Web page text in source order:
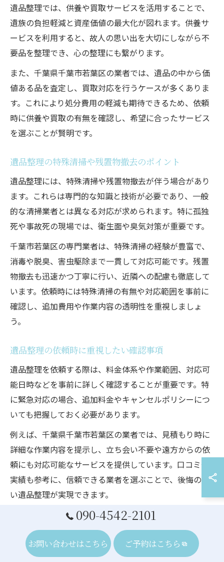
遺品整理では、供養や買取サービスを活用することで、
遺族の負担軽減と資産価値の最大化が図れます。供養サ
ービスを利用すると、故人の思い出を大切にしながら不
要品を整理でき、心の整理にも繋がります。
また、千葉県千葉市若葉区の業者では、遺品の中から価
値ある品を査定し、買取対応を行うケースが多くありま
す。これにより処分費用の軽減も期待できるため、依頼
時に供養や買取の有無を確認し、希望に合ったサービス
を選ぶことが賢明です。
遺品整理の特殊清掃や残置物撤去のポイント
遺品整理には、特殊清掃や残置物撤去が伴う場合があり
ます。これらは専門的な知識と技術が必要であり、一般
的な清掃業者とは異なる対応が求められます。特に孤独
死や事故死の現場では、衛生面や臭気対策が重要です。
千葉市若葉区の専門業者は、特殊清掃の経験が豊富で、
消毒や脱臭、害虫駆除まで一貫して対応可能です。残置
物撤去も迅速かつ丁寧に行い、近隣への配慮も徹底して
います。依頼時には特殊清掃の有無や対応範囲を事前に
確認し、追加費用や作業内容の透明性を重視しましょ
う。
遺品整理の依頼時に重視したい確認事項
遺品整理を依頼する際は、料金体系や作業範囲、対応可
能日時などを事前に詳しく確認することが重要です。特
に緊急対応の場合、追加料金やキャンセルポリシーにつ
いても把握しておく必要があります。
例えば、千葉県千葉市若葉区の業者では、見積もり時に
詳細な作業内容を提示し、立ち会い不要や遠方からの依
頼にも対応可能なサービスを提供しています。口コミや
実績も参考に、信頼できる業者を選ぶことで、後悔のな
い遺品整理が実現できます。
090-4542-2101
お問い合わせはこちら ご予約はこちら